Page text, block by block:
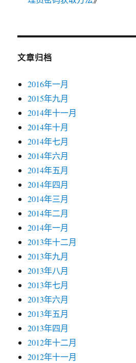
文章归档
2016年一月
2015年九月
2014年十一月
2014年十月
2014年七月
2014年六月
2014年五月
2014年四月
2014年三月
2014年二月
2014年一月
2013年十二月
2013年九月
2013年八月
2013年七月
2013年六月
2013年五月
2013年四月
2012年十二月
2012年十一月